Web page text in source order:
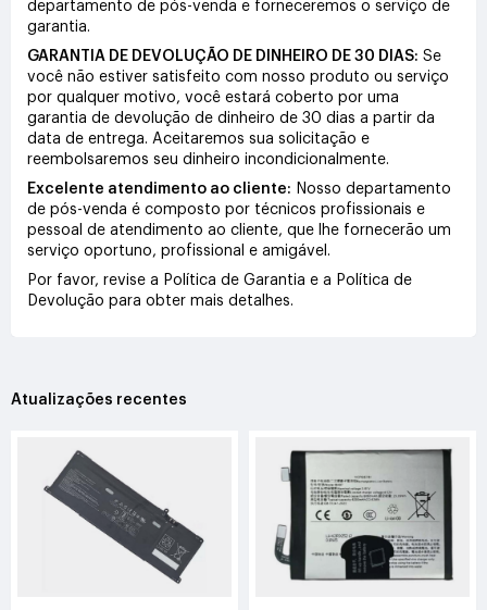
departamento de pós-venda e forneceremos o serviço de
garantia.
GARANTIA DE DEVOLUÇÃO DE DINHEIRO DE 30 DIAS: Se
você não estiver satisfeito com nosso produto ou serviço
por qualquer motivo, você estará coberto por uma
garantia de devolução de dinheiro de 30 dias a partir da
data de entrega. Aceitaremos sua solicitação e
reembolsaremos seu dinheiro incondicionalmente.
Excelente atendimento ao cliente: Nosso departamento
de pós-venda é composto por técnicos profissionais e
pessoal de atendimento ao cliente, que lhe fornecerão um
serviço oportuno, profissional e amigável.
Por favor, revise a Política de Garantia e a Política de
Devolução para obter mais detalhes.
Atualizações recentes